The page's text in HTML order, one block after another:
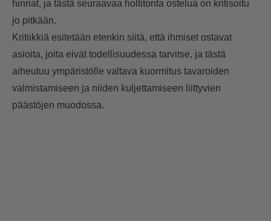
hinnat, ja tästä seuraavaa holtitonta ostelua on kritisoitu
jo pitkään.
Kritiikkiä esitetään etenkin siitä, että ihmiset ostavat
asioita, joita eivät todellisuudessa tarvitse, ja tästä
aiheutuu ympäristölle valtava kuormitus tavaroiden
valmistamiseen ja niiden kuljettamiseen liittyvien
päästöjen muodossa.